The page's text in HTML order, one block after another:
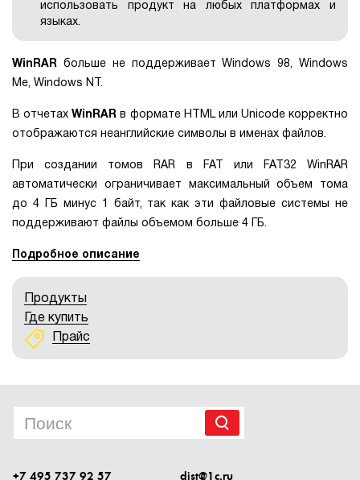
использовать продукт на любых платформах и
языках.
WinRAR больше не поддерживает Windows 98, Windows
Me, Windows NT.
В отчетахWinRAR в формате HTML или Unicode корректно
отображаются неанглийские символы в именах файлов.
При создании томов RAR в FAT или FAT32 WinRAR
автоматически ограничивает максимальный объем тома
до 4 ГБ минус 1 байт, так как эти файловые системы не
поддерживают файлы объемом больше 4 ГБ.
Подробное описание
Продукты
Где купить
Прайс
+7 495 737 92 57 dist@1c.ru